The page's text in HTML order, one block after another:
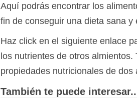
Aquí podrás encontrar los
fin de conseguir una dieta sana y
Haz click en el siguiente enlace
los nutrientes de otros almientos.
propiedades nutricionales de dos
También te puede